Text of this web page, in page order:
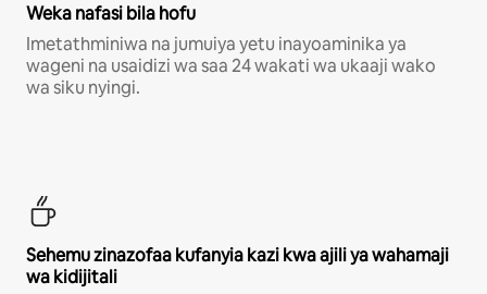
Weka nafasi bila hofu
Imetathminiwa na jumuiya yetu inayoaminika ya
wageni na usaidizi wa saa 24 wakati wa ukaaji wako
wa siku nyingi.
Sehemu zinazofaa kufanyia kazi kwa ajili ya wahamaji
wa kidijitali